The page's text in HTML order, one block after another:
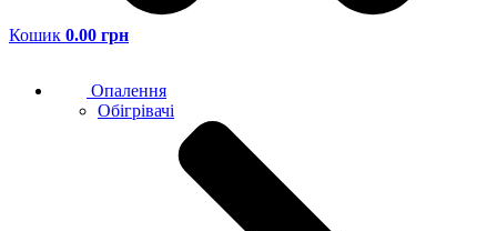
Кошик 0.00 грн
Опалення
Обігрівачі